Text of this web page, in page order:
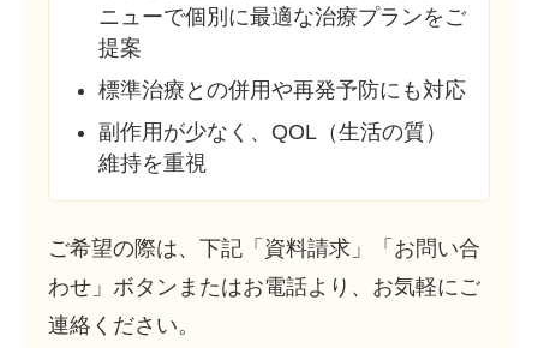
ニューで個別に最適な治療プランをご
提案
標準治療との併用や再発予防にも対応
副作用が少なく、QOL（生活の質）
維持を重視
ご希望の際は、下記「資料請求」「お問い合
わせ」ボタンまたはお電話より、お気軽にご
連絡ください。